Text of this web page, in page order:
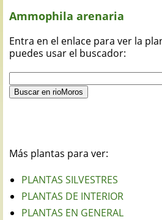
Ammophila arenaria
Entra en el enlace para ver la
puedes usar el buscador:
Más plantas para ver:
PLANTAS SILVESTRES
PLANTAS DE INTERIOR
PLANTAS EN GENERAL